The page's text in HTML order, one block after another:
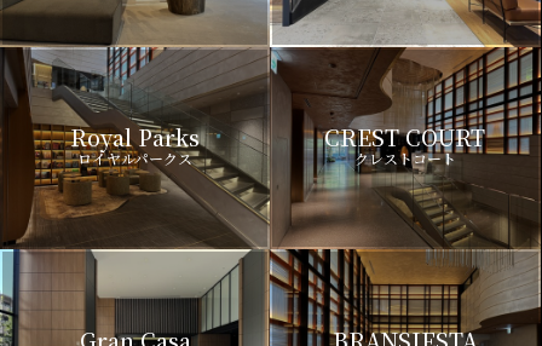
Royal Parks
ロイヤルパークス
CREST COURT
クレストコート
Gran Casa BRANSIESTA